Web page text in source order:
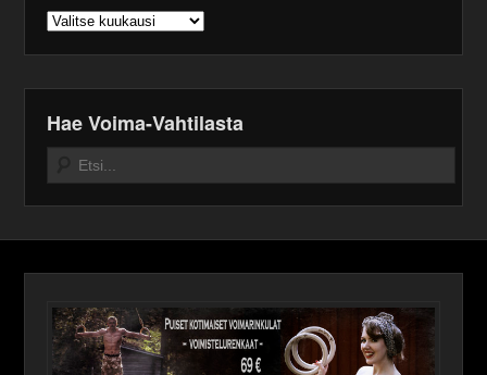
Arkistot
Hae Voima-Vahtilasta
Search